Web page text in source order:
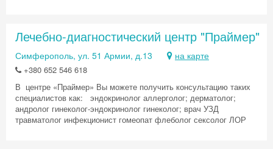
Лечебно-диагностический центр "Праймер"
Симферополь, ул. 51 Армии, д.13 на карте
+380 652 546 618
В центре «Праймер» Вы можете получить консультацию таких
специалистов как: эндокринолог аллерголог; дерматолог;
андролог гинеколог-эндокринолог гинеколог; врач УЗД
травматолог инфекционист гомеопат флеболог сексолог ЛОР